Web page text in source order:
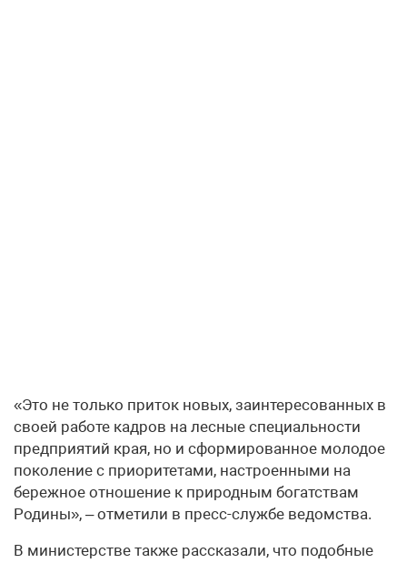
«Это не только приток новых, заинтересованных в
своей работе кадров на лесные специальности
предприятий края, но и сформированное молодое
поколение с приоритетами, настроенными на
бережное отношение к природным богатствам
Родины», – отметили в пресс-службе ведомства.
В министерстве также рассказали, что подобные